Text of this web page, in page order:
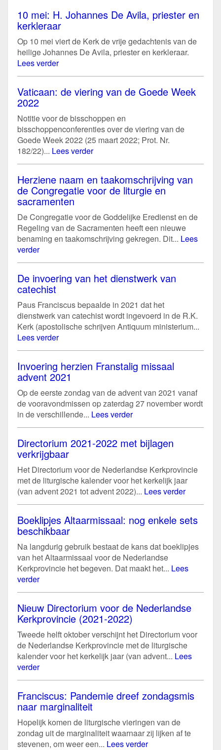
10 mei: H. Johannes De Avila, priester en
kerkleraar
Op 10 mei viert de Kerk de vrije gedachtenis van de
heilige Johannes De Avila, priester en kerkleraar.
Lees verder
Vaticaan: de viering van de Goede Week
2022
Notitie voor de bisschoppen en
bisschoppenconferenties over de viering van de
Goede Week 2022 (25 maart 2022; Prot. Nr.
182/22)... Lees verder
Herziene naam en taakomschrijving van
de Congregatie voor de liturgie en
sacramenten
De Congregatie voor de Goddelijke Eredienst en de
Regeling van de Sacramenten heeft een nieuwe
benaming en taakomschrijving gekregen. Dit... Lees
verder
De invoering van het dienstwerk van
catechist
Paus Franciscus bepaalde in 2021 dat het
dienstwerk van catechist wordt ingevoerd in de R.K.
Kerk (apostolische schrijven Antiquum ministerium...
Lees verder
Invoering herzien Franstalig missaal
advent 2021
Op de eerste zondag van de advent van 2021 vanaf
de vooravondmissen op zaterdag 27 november wordt
in de verschillende... Lees verder
Directorium 2021-2022 met bijlagen
verkrijgbaar
Het Directorium voor de Nederlandse Kerkprovincie
met de liturgische kalender voor het kerkelijk jaar
(van advent 2021 tot advent 2022)... Lees verder
Boeklipjes Altaarmissaal: nog enkele sets
beschikbaar
Na langdurig gebruik bestaat de kans dat boeklipjes
van het Altaarmissaal voor de Nederlandse
Kerkprovincie het begeven. Dat maakt het... Lees
verder
Nieuw Directorium voor de Nederlandse
Kerkprovincie (2021-2022)
Tweede helft oktober verschijnt het Directorium voor
de Nederlandse Kerkprovincie met de liturgische
kalender voor het kerkelijk jaar (van advent... Lees
verder
Franciscus: Pandemie dreef zondagsmis
naar marginaliteit
Hopelijk komen de liturgische vieringen van de
zondag uit de marginaliteit waarnaar zij lijken af te
stevenen, om weer een... Lees verder